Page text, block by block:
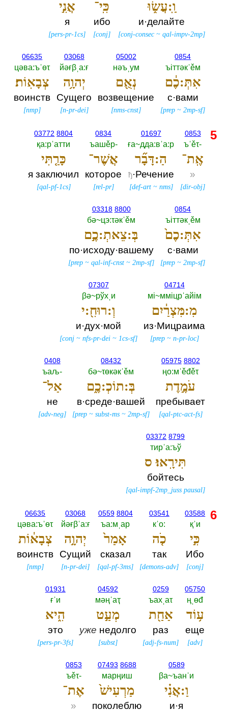
וַֽ:עֲשׂ֑וּ
и·делайте
[conj-consec ~qal-impv-2mp]
כִּֽי־
ибо
[conj]
אֲנִ֣י
я
[pers-pr-1cs]
0854
ъiттәкˈěм
אִתְּ:כֶ֔ם
с·вами
[prep ~2mp-sf]
05002
нәъˌум
נְאֻ֖ם
возвещение
[nms-cnst]
03068
йәғβˌа:ғ
יְהוָ֥ה
Сущего
[n-pr-dei]
06635
цәва:ъˈөτ
צְבָאֽוֹת׃
воинств
[nmp]
0853
ъˈěτ-‎
אֶֽת־
»
[dir-obj]
01697
ға~дда:вˈа:р
הַ:דָּבָ֞ר
ђ·Речение
[def-art~ nms]
0834
ъашěр-‎
אֲשֶׁר־
которое
[rel-pr]
03772 8804
қа:рˈатти
כָּרַ֤תִּי
я заключил
[qal-pf-1cs]
0854
ъiттәкˌěм
אִתְּ:כֶם֙
с·вами
[prep ~2mp-sf]
03318 8800
бә~цэ:τәкˈěм
בְּ:צֵאתְ:כֶ֣ם
по·исходу·вашему
[prep ~qal-inf-cnst ~2mp-sf]
04714
мi~ммiцрˈайiм
מִ:מִּצְרַ֔יִם
из·Мицраима
[prep~ n-pr-loc]
07307
βә~рўхˌи
וְ:רוּחִ֖:י
и·дух·мой
[conj ~nfs-pr-dei ~1cs-sf]
05975 8802
ңо:мˈěđěτ
עֹמֶ֣דֶת
пребывает
[qal-ptc-act-fs]
08432
бә~τөкәкˈěм
בְּ:תוֹכְ:כֶ֑ם
в·среде·вашей
[prep ~subst-ms ~2mp-sf]
0408
ъаљ-‎
אַל־
не
[adv-neg]
03372 8799
тирˈа:ъў
תִּירָֽאוּ׃ ס
бойтесь
[qal-impf-2mp_juss pausal]
5
03588
қˈи
כִּ֣י
Ибо
[conj]
03541
кˈо:‎
כֹ֤ה
так
[demons-adv]
0559 8804
ъа:мˌар
אָמַר֙
сказал
[qal-pf-3ms]
03068
йәғβˈа:ғ
יְהוָ֣ה
Сущий
[n-pr-dei]
06635
цәва:ъˈөτ
צְבָא֔וֹת
воинств
[nmp]
05750
ңˌөđ
ע֥וֹד
еще
[adv]
0259
ъахˌаτ
אַחַ֖ת
раз
[adj-fs-num]
04592
мәңˈаҭ
מְעַ֣ט
уже недолго
[subst]
01931
ғˈи
הִ֑יא
это
[pers-pr-3fs]
0589
βа~ъанˈи
וַ:אֲנִ֗י
и·я
07493 8688
марңиш
מַרְעִישׁ֙
поколеблю
0853
ъěτ-‎
אֶת־
»
6